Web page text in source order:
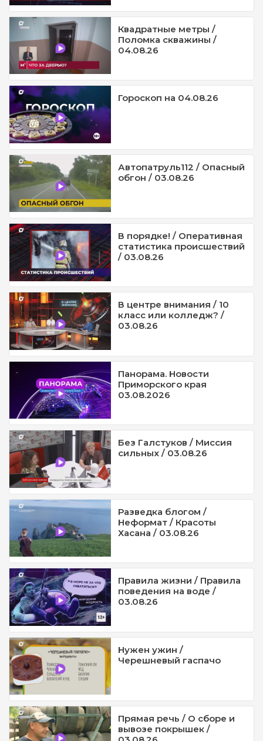
Квадратные метры /
Поломка скважины /
04.08.26
Гороскоп на 04.08.26
Автопатруль112 / Опасный
обгон / 03.08.26
В порядке! / Оперативная
статистика происшествий
/ 03.08.26
В центре внимания / 10
класс или колледж? /
03.08.26
Панорама. Новости
Приморского края
03.08.2026
Без Галстуков / Миссия
сильных / 03.08.26
Разведка блогом /
Неформат / Красоты
Хасана / 03.08.26
Правила жизни / Правила
поведения на воде /
03.08.26
Нужен ужин /
Черешневый гаспачо
Прямая речь / О сборе и
вывозе покрышек /